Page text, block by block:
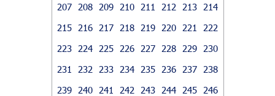
207
208 209 210 211 212 213
214
215
216 217 218 219 220 221
222
223
224 225 226 227 228 229
230
231
232 233 234 235 236 237
238
239
240 241 242 243 244 245
246